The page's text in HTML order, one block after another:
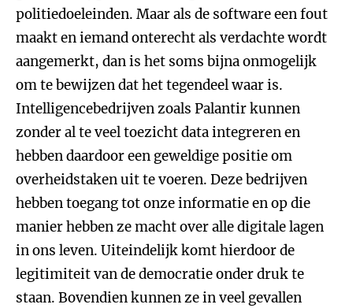
politiedoeleinden. Maar als de software een fout
maakt en iemand onterecht als verdachte wordt
aangemerkt, dan is het soms bijna onmogelijk
om te bewijzen dat het tegendeel waar is.
Intelligencebedrijven zoals Palantir kunnen
zonder al te veel toezicht data integreren en
hebben daardoor een geweldige positie om
overheidstaken uit te voeren. Deze bedrijven
hebben toegang tot onze informatie en op die
manier hebben ze macht over alle digitale lagen
in ons leven. Uiteindelijk komt hierdoor de
legitimiteit van de democratie onder druk te
staan. Bovendien kunnen ze in veel gevallen